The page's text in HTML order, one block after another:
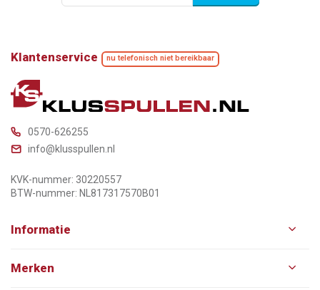
Klantenservice nu telefonisch niet bereikbaar
0570-626255
info@klusspullen.nl
KVK-nummer: 30220557
BTW-nummer: NL817317570B01
Informatie
Merken